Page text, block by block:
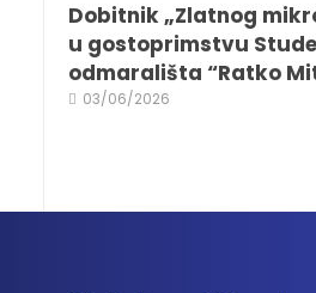
Dobitnik „Zlatnog
u gostoprimstvu
odmarališta “Ratko
03/06/2026